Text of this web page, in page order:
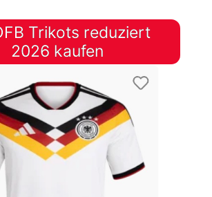
Trikots reduziert
2026 kaufen